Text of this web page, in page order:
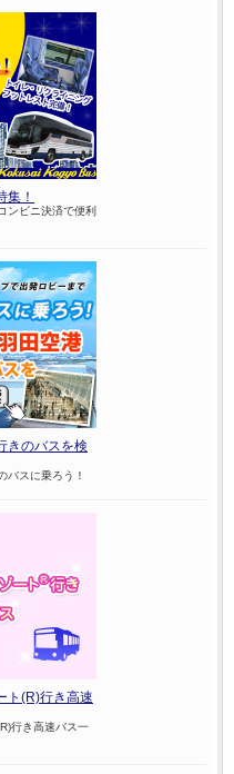
集！
ンビニ決済で便利
きのバスを検
バスに乗ろう！
ト(R)行き高速
行き高速バス一